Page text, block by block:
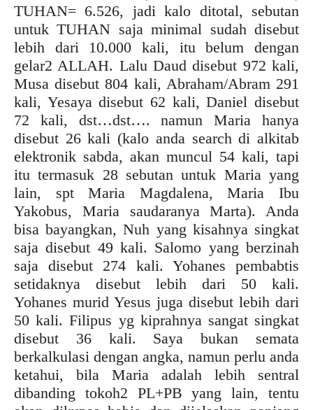
TUHAN= 6.526, jadi kalo ditotal, sebutan
untuk TUHAN saja minimal sudah disebut
lebih dari 10.000 kali, itu belum dengan
gelar2 ALLAH. Lalu Daud disebut 972 kali,
Musa disebut 804 kali, Abraham/Abram 291
kali, Yesaya disebut 62 kali, Daniel disebut
72 kali, dst…dst…. namun Maria hanya
disebut 26 kali (kalo anda search di alkitab
elektronik sabda, akan muncul 54 kali, tapi
itu termasuk 28 sebutan untuk Maria yang
lain, spt Maria Magdalena, Maria Ibu
Yakobus, Maria saudaranya Marta). Anda
bisa bayangkan, Nuh yang kisahnya singkat
saja disebut 49 kali. Salomo yang berzinah
saja disebut 274 kali. Yohanes pembabtis
setidaknya disebut lebih dari 50 kali.
Yohanes murid Yesus juga disebut lebih dari
50 kali. Filipus yg kiprahnya sangat singkat
disebut 36 kali. Saya bukan semata
berkalkulasi dengan angka, namun perlu anda
ketahui, bila Maria adalah lebih sentral
dibanding tokoh2 PL+PB yang lain, tentu